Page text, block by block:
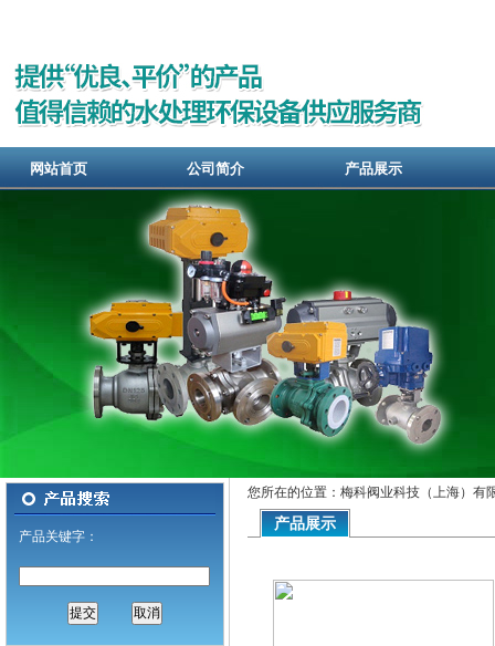
网站首页 公司简介 产品展示
产品关键字：
您所在的位置：梅科阀业科技（上海）有
产品展示